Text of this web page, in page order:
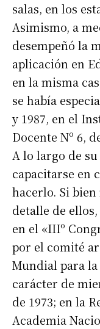
Nombre
Apellidos
Número de
salas, en los
Asimismo, a
desempeñó la
aplicación en
en la misma
se había
y 1987, en el
Docente Nº 6,
A lo largo de
capacitarse en
hacerlo. Si
detalle de
en el «IIIº
por el comité
Mundial para
carácter de
de 1973; en la
Academia